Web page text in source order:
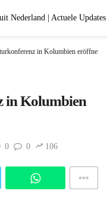
in Kolumbien eröffnet –
in Kolumbien
0 0 106